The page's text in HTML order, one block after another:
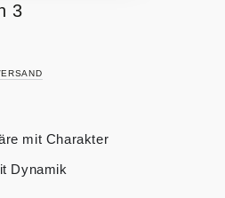
3
mit Charakter
Dynamik